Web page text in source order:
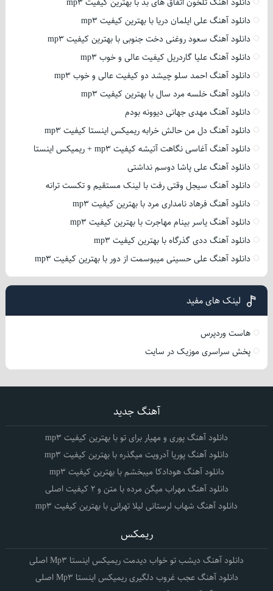
دانلود آهنگ علی ایلمان دریا با بهترین کیفیت mp3
دانلود آهنگ سعود روغنی دخت جنوبی با بهترین کیفیت mp3
دانلود آهنگ علیا گاردریل کیفیت عالی و خوب mp3
دانلود آهنگ احمد سلو چیشد دو کیفیت عالی و خوب mp3
دانلود آهنگ خلسه مرد سال با بهترین کیفیت mp3
دانلود آهنگ مهدی جهانی دیوونه بودم
دانلود آهنگ دل من حالش خرابه ریمیکس اینستا کیفیت mp3
دانلود آهنگ آغاسی نگاهت آتیشه کیفیت mp3 + ریمیکس اینستا
دانلود آهنگ علی پاشا دوسم نداشتی
دانلود آهنگ سیجل وقتی رفت با لینک مستقیم و تکست ترانه
دانلود آهنگ فرهاد نامداری مرد با بهترین کیفیت mp3
دانلود آهنگ یاسر بینام مهاجرت با بهترین کیفیت mp3
دانلود آهنگ ددی گذرگاه با بهترین کیفیت mp3
دانلود آهنگ علی حسینی میبوسمت از دور با بهترین کیفیت mp3
لینک های مفید
هاست وردپرس
پخش سراسری موزیک در سایت
آهنگ جدید
دانلود آهنگ پوری و مهیار برای تو با بهترین کیفیت mp3
دانلود آهنگ پوریا آدرویت میگذره با بهترین کیفیت mp3
دانلود آهنگ هودادکا میبخشم با بهترین کیفیت mp3
دانلود آهنگ مهراب میگن مرده با متن و 2 کیفیت اصلی
دانلود آهنگ شهاب لرستانی لیلا تهرانی با بهترین کیفیت mp3
ریمکس
دانلود آهنگ دیشب تو خواب دیدمت ریمیکس اینستا Mp3 اصلی
دانلود آهنگ عجب غروب دلگیری ریمیکس اینستا Mp3 اصلی